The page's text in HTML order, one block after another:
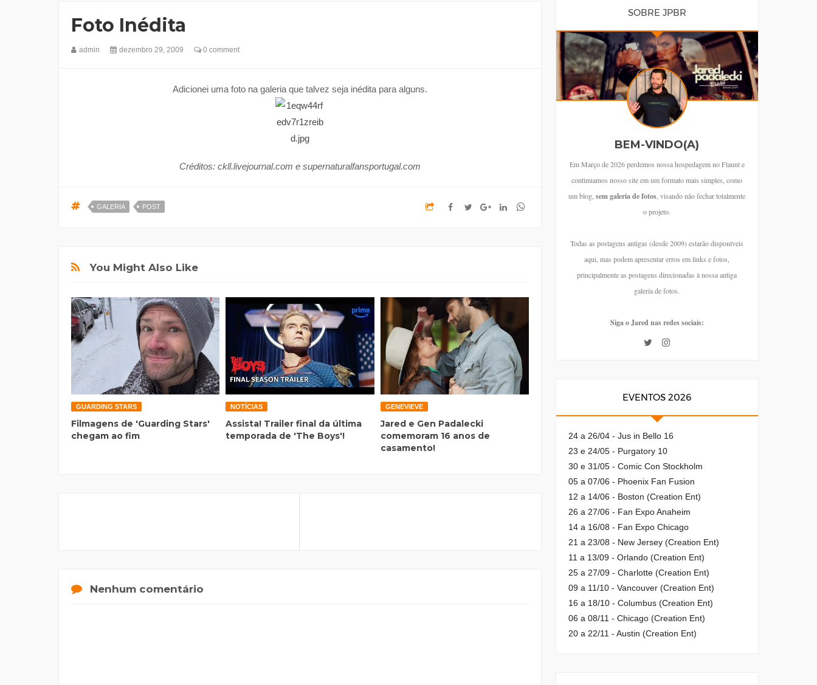
Foto Inédita
admin dezembro 29, 2009 0 comment
Adicionei uma foto na galeria que talvez seja inédita para alguns.
Créditos: ckll.livejournal.com e supernaturalfansportugal.com
GALERIA POST
You Might Also Like
GUARDING STARS
Filmagens de 'Guarding Stars'
chegam ao fim
NOTÍCIAS
Assista! Trailer final da última
temporada de 'The Boys'!
GENEVIEVE
Jared e Gen Padalecki
comemoram 16 anos de
casamento!
Nenhum comentário
SOBRE JPBR
BEM-VINDO(A)
Em Março de 2026 perdemos nossa hospedagem no Flaunt e
continuamos nosso site em um formato mais simples, como
um blog,sem galeria de fotos, visando não fechar totalmente
o projeto.
Todas as postagens antigas (desde 2009) estarão disponíveis
aqui, mas podem apresentar erros em links e fotos,
principalmente as postagens direcionadas à nossa antiga
galeria de fotos.
Siga o Jared nas redes sociais:
EVENTOS 2026
24 a 26/04 - Jus in Bello 16
23 e 24/05 - Purgatory 10
30 e 31/05 - Comic Con Stockholm
05 a 07/06 - Phoenix Fan Fusion
12 a 14/06 - Boston (Creation Ent)
26 a 27/06 - Fan Expo Anaheim
14 a 16/08 - Fan Expo Chicago
21 a 23/08 - New Jersey (Creation Ent)
11 a 13/09 - Orlando (Creation Ent)
25 a 27/09 - Charlotte (Creation Ent)
09 a 11/10 - Vancouver (Creation Ent)
16 a 18/10 - Columbus (Creation Ent)
06 a 08/11 - Chicago (Creation Ent)
20 a 22/11 - Austin (Creation Ent)